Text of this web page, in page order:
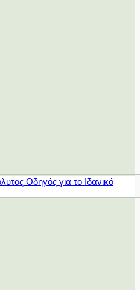
Οδηγός για το Ιδανικό